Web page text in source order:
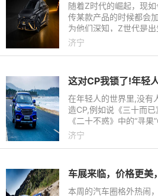
随着Z时代的崛起，现
传某款产品的时候都会
为他们深知，Z世代是
年代，有这优越的生活
济宁
这对CP我锁了!年轻
在年轻人的世界里,没有
造CP,例如说《三十而已
《二十不惑》中的“寻
经典“二打五”的水手组
济宁
本周的汽车圈格外热闹